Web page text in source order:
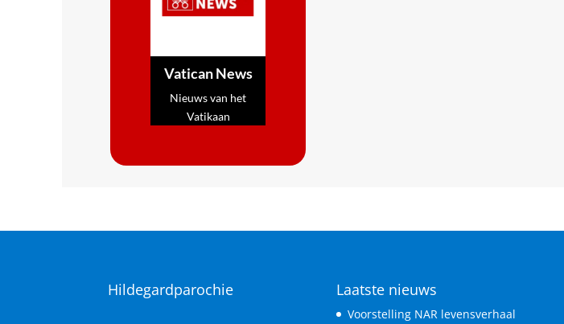
Vatican News
Nieuws van het
Vatikaan
Hildegardparochie Laatste nieuws
Voorstelling NAR levensverhaal